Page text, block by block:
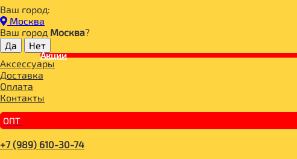
Ваш город:
Москва
Ваш город Москва?
Акции
Аксессуары
Доставка
Оплата
Контакты
ОПТ
+7 (989) 610-30-74
Главная
СПОРТИВНОЕ ПИТАНИЕ
ПРОТЕИН
LIFE PROTEIN Banana Milkshake 1lb (450г)